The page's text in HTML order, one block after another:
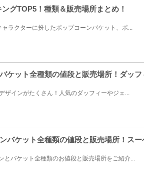
グTOP5！種類＆販売場所まとめ！
ラクターに扮したポップコーンバケット、ポ...
ケット全種類の値段と販売場所！ダッ
ザインがたくさん！人気のダッフィーやジェ...
バケット全種類の値段と販売場所！ス
バケット全種類のお値段と販売場所をご紹介...